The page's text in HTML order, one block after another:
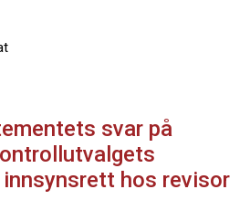
svar på
hos revisor